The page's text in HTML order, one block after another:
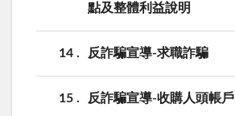
點及整體利益說明
14 反詐騙宣導-求職詐騙
15 反詐騙宣導-收購人頭帳戶